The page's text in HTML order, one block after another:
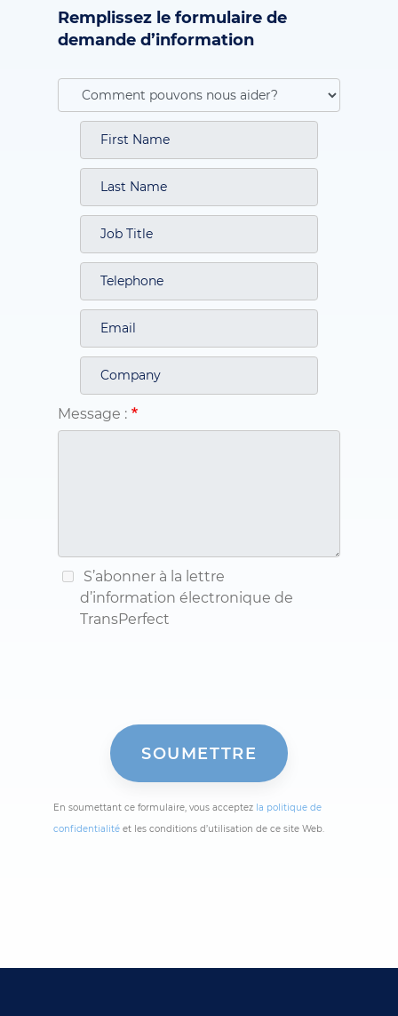
Remplissez le formulaire de
demande d’information
Message :
S’abonner à la lettre
d’information électronique de
TransPerfect
En soumettant ce formulaire, vous acceptez la politique de
confidentialité et les conditions d’utilisation de ce site Web.